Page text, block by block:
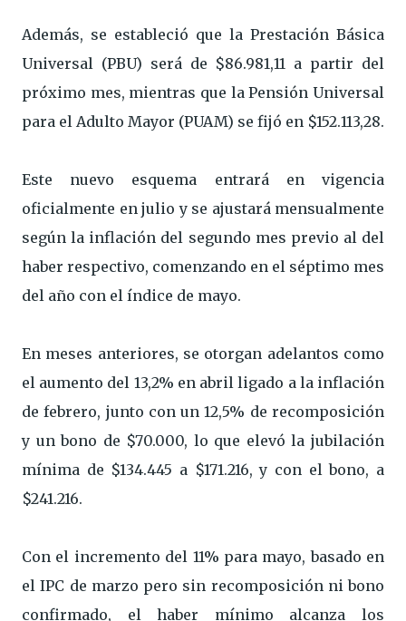
Además, se estableció que la Prestación Básica
Universal (PBU) será de $86.981,11 a partir del
próximo mes, mientras que la Pensión Universal
para el Adulto Mayor (PUAM) se fijó en $152.113,28.
Este nuevo esquema entrará en vigencia
oficialmente en julio y se ajustará mensualmente
según la inflación del segundo mes previo al del
haber respectivo, comenzando en el séptimo mes
del año con el índice de mayo.
En meses anteriores, se otorgan adelantos como
el aumento del 13,2% en abril ligado a la inflación
de febrero, junto con un 12,5% de recomposición
y un bono de $70.000, lo que elevó la jubilación
mínima de $134.445 a $171.216, y con el bono, a
$241.216.
Con el incremento del 11% para mayo, basado en
el IPC de marzo pero sin recomposición ni bono
confirmado, el haber mínimo alcanza los